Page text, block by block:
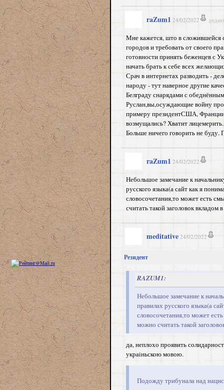
raZum1 24/02/2022
Мне кажется, што в сложившейся
городов и требовать от своего
готовности принять беженцев с
начать брать к себе всех
Срач в интернетах разводить -
народу - тут наверное другие
Белграду снарядами с
Руслан,вы,осуждающие войну
примеру президентСША, Франции
возмущались? Хватит
Больше ничего говорить не
raZum1 24/02/2022
Небольшое замечание к
русского языка(а сайт как я
словосочетания,то может есть
считать такой заголовок
meditative 24/02/2022
Резидент
RAZUM1:
Небольшое замечание к
правилах русского языка(а
словосочетания,то может
можно считать такой
да, неплохо проявить
украiньскою мовою.
Подожду трибунала над